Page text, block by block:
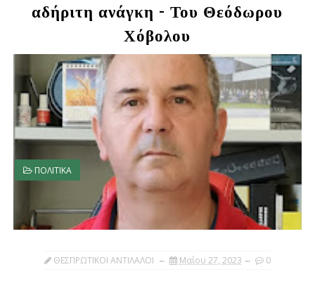
αδήριτη ανάγκη - Του Θεόδωρου
Χόβολου
ΠΟΛΙΤΙΚΑ
ΘΕΣΠΡΩΤΙΚΟΙ ΑΝΤΙΛΑΛΟΙ Μαΐου 27, 2023 0